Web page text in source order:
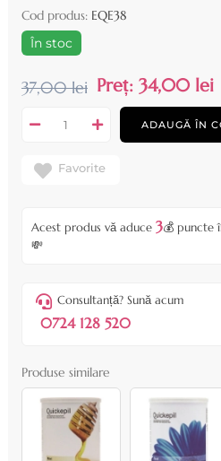
Cod produs: EQE38
În stoc
37,00 lei Preț: 34,00 lei
ADAUGĂ ÎN
Favorite
Acest produs vă aduce 3💰 puncte
💸
Consultanță? Sună acum
0724 128 520
Produse similare